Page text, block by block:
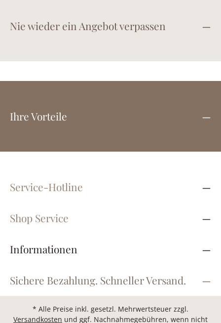
Nie wieder ein Angebot verpassen
Ihre Vorteile
Service-Hotline
Shop Service
Informationen
Sichere Bezahlung. Schneller Versand.
* Alle Preise inkl. gesetzl. Mehrwertsteuer zzgl.
Versandkosten und ggf. Nachnahmegebühren, wenn nicht